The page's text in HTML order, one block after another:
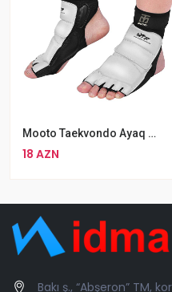
Mooto Taekvondo Ayaq Qoruyucusu
18 AZN
Bakı ş., “Abşeron” TM,